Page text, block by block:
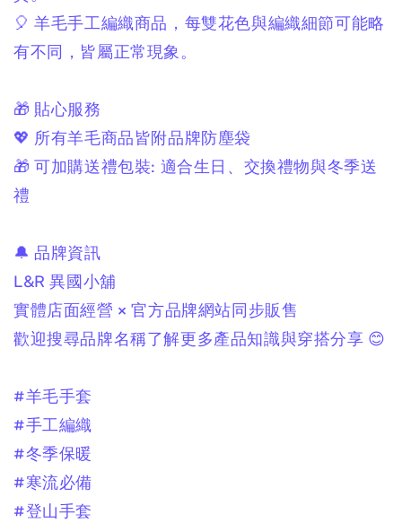
🎈 羊毛手工編織商品， 每雙花色與編織細節可能略
有不同， 皆屬正常現象。
🎁 貼心服務
💖 所有羊毛商品皆附品牌防塵袋
🎁 可加購送禮包裝: 適合生日、交換禮物與冬季送
禮
🔔 品牌資訊
L&R 異國小舖
實體店面經營 × 官方品牌網站同步販售
歡迎搜尋品牌名稱了解更多產品知識與穿搭分享 😊
#羊毛手套
#手工編織
#冬季保暖
#寒流必備
#登山手套